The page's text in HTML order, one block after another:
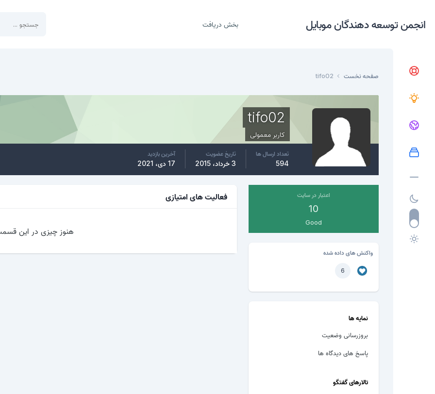
انجمن توسعه دهندگان موبایل بخش دریافت
صفحه نخست tifo02
tifo02
کاربر معمولی
تعداد ارسال ها
594
تاریخ عضویت
3 خرداد، 2015
آخرین بازدید
17 دی، 2021
اعتبار در سایت
10
Good
واکنش های داده شده
6
نمایه ها
بروزرسانی وضعیت
پاسخ های دیدگاه ها
تالارهای گفتگو
فعالیت های امتیازی
هنوز چیزی در این